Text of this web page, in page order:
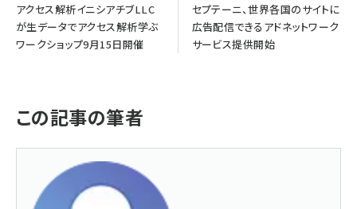
アクセス解析イニシアチブLLC
が生データでアクセス解析学ぶ
ワークショップ9月15日開催
セプテーニ、世界各国のサイトに
広告配信できるアドネットワーク
サービス提供開始
この記事の筆者